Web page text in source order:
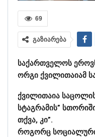
69
გაზიარება
სა­ქარ­თვე­ლოს
ორ­გი ქვი­ლი­თა­ი­ამ
ქვი­ლი­თა­ია
სტაგ­რა­მის”
თქვა, კი”.
რო­გორც